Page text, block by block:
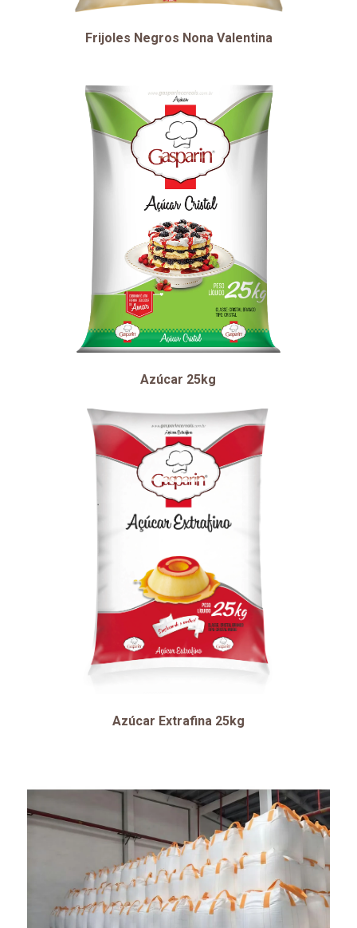
Frijoles Negros Nona Valentina
Azúcar 25kg
Azúcar Extrafina 25kg